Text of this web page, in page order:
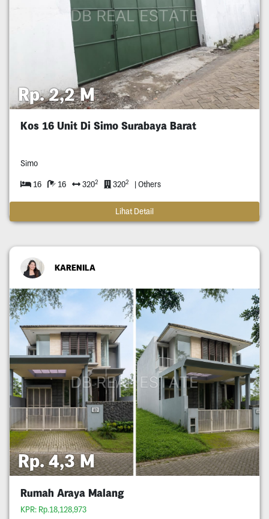
Rp. 2,2 M
Kos 16 Unit Di Simo Surabaya Barat
Simo
16 16 3202 3202 | Others
Lihat Detail
KARENILA
Rp. 4,3 M
Rumah Araya Malang
KPR: Rp.18,128,973